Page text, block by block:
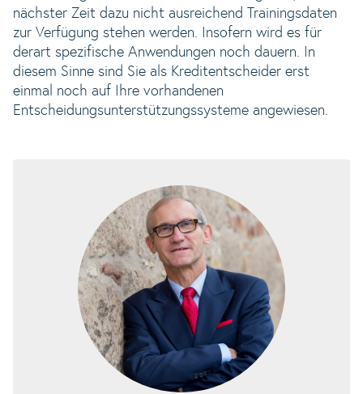
nächster Zeit dazu nicht ausreichend Trainingsdaten
zur Verfügung stehen werden. Insofern wird es für
derart spezifische Anwendungen noch dauern. In
diesem Sinne sind Sie als Kreditentscheider erst
einmal noch auf Ihre vorhandenen
Entscheidungsunterstützungssysteme angewiesen.